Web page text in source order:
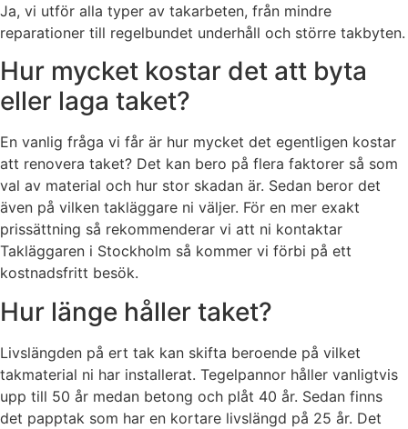
Ja, vi utför alla typer av takarbeten, från mindre
reparationer till regelbundet underhåll och större takbyten.
Hur mycket kostar det att byta
eller laga taket?
En vanlig fråga vi får är hur mycket det egentligen kostar
att renovera taket? Det kan bero på flera faktorer så som
val av material och hur stor skadan är. Sedan beror det
även på vilken takläggare ni väljer. För en mer exakt
prissättning så rekommenderar vi att ni kontaktar
Takläggaren i Stockholm så kommer vi förbi på ett
kostnadsfritt besök.
Hur länge håller taket?
Livslängden på ert tak kan skifta beroende på vilket
takmaterial ni har installerat. Tegelpannor håller vanligtvis
upp till 50 år medan betong och plåt 40 år. Sedan finns
det papptak som har en kortare livslängd på 25 år. Det